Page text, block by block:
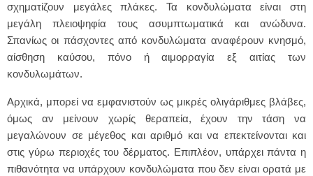
σχηματίζουν μεγάλες πλάκες. Τα κονδυλώματα είναι στη
μεγάλη πλειοψηφία τους ασυμπτωματικά και ανώδυνα.
Σπανίως οι πάσχοντες από κονδυλώματα αναφέρουν κνησμό,
αίσθηση καύσου, πόνο ή αιμορραγία εξ αιτίας των
κονδυλωμάτων.
Αρχικά, μπορεί να εμφανιστούν ως μικρές ολιγάριθμες βλάβες,
όμως αν μείνουν χωρίς θεραπεία, έχουν την τάση να
μεγαλώνουν σε μέγεθος και αριθμό και να επεκτείνονται και
στις γύρω περιοχές του δέρματος. Επιπλέον, υπάρχει πάντα η
πιθανότητα να υπάρχουν κονδυλώματα που δεν είναι ορατά με